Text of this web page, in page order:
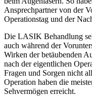
Ansprechpartner von der
Operationstag und der
Die LASIK Behandlung
auch während der
Wirken der betäubenden
nach der eigentlichen
Fragen und Sorgen nicht
Operation haben die
Sehvermögen erreicht.